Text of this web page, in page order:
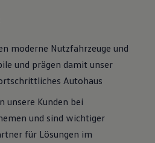
moderne Nutzfahrzeuge und
und prägen damit unser
Autohaus
unsere Kunden bei
und sind wichtiger
für Lösungen im